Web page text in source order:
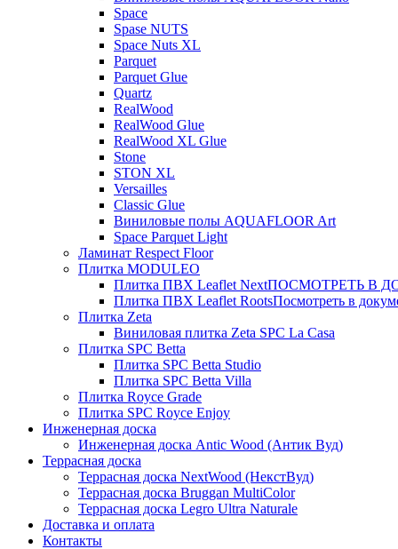
Space
Spase NUTS
Space Nuts XL
Parquet
Parquet Glue
Quartz
RealWood
RealWood Glue
RealWood XL Glue
Stone
STON XL
Versailles
Classic Glue
Виниловые полы AQUAFLOOR Art
Space Parquet Light
Ламинат Respect Floor
Плитка MODULEO
Плитка ПВХ Leaflet NextПОСМОТРЕТЬ В
Плитка ПВХ Leaflet RootsПосмотреть в
Плитка Zeta
Виниловая плитка Zeta SPC La Casa
Плитка SPC Betta
Плитка SPC Betta Studio
Плитка SPC Betta Villa
Плитка Royce Grade
Плитка SPC Royce Enjoy
Инженерная доска
Инженерная доска Antic Wood (Антик Вуд)
Террасная доска
Террасная доска NextWood (НекстВуд)
Террасная доска Bruggan MultiColor
Террасная доска Legro Ultra Naturale
Доставка и оплата
Контакты